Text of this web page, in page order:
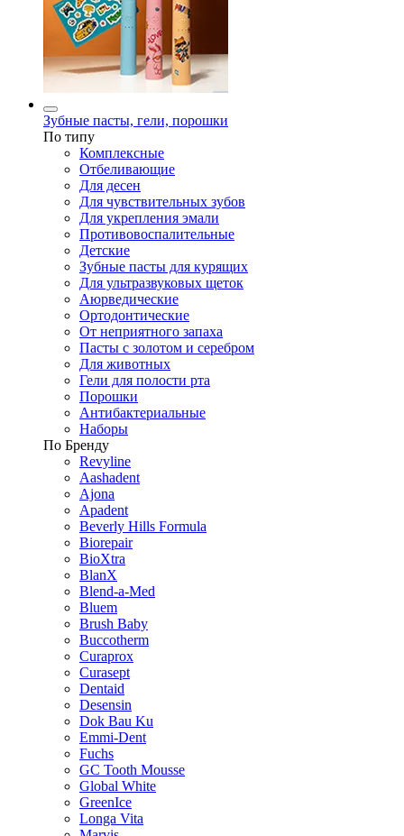
Зубные пасты, гели, порошки
По типу
Комплексные
Отбеливающие
Для десен
Для чувствительных зубов
Для укрепления эмали
Противовоспалительные
Детские
Зубные пасты для курящих
Для ультразвуковых щеток
Аюрведические
Ортодонтические
От неприятного запаха
Пасты с золотом и серебром
Для животных
Гели для полости рта
Порошки
Антибактериальные
Наборы
По Бренду
Revyline
Aashadent
Ajona
Apadent
Beverly Hills Formula
Biorepair
BioXtra
BlanX
Blend-a-Med
Bluem
Brush Baby
Buccotherm
Curaprox
Curasept
Dentaid
Desensin
Dok Bau Ku
Emmi-Dent
Fuchs
GC Tooth Mousse
Global White
GreenIce
Longa Vita